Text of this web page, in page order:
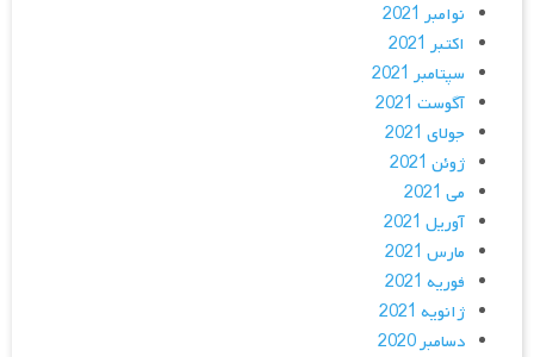
نوامبر 2021
اکتبر 2021
سپتامبر 2021
آگوست 2021
جولای 2021
ژوئن 2021
می 2021
آوریل 2021
مارس 2021
فوریه 2021
ژانویه 2021
دسامبر 2020